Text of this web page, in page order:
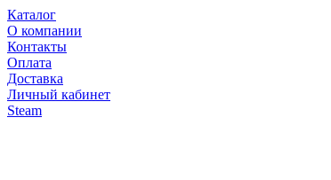
Каталог
О компании
Контакты
Оплата
Доставка
Личный кабинет
Steam